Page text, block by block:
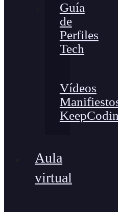
Guía
de
Perfiles
Tech
Vídeos
Aula
virtual